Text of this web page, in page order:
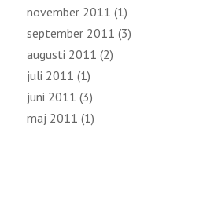
november 2011 (1)
september 2011 (3)
augusti 2011 (2)
juli 2011 (1)
juni 2011 (3)
maj 2011 (1)